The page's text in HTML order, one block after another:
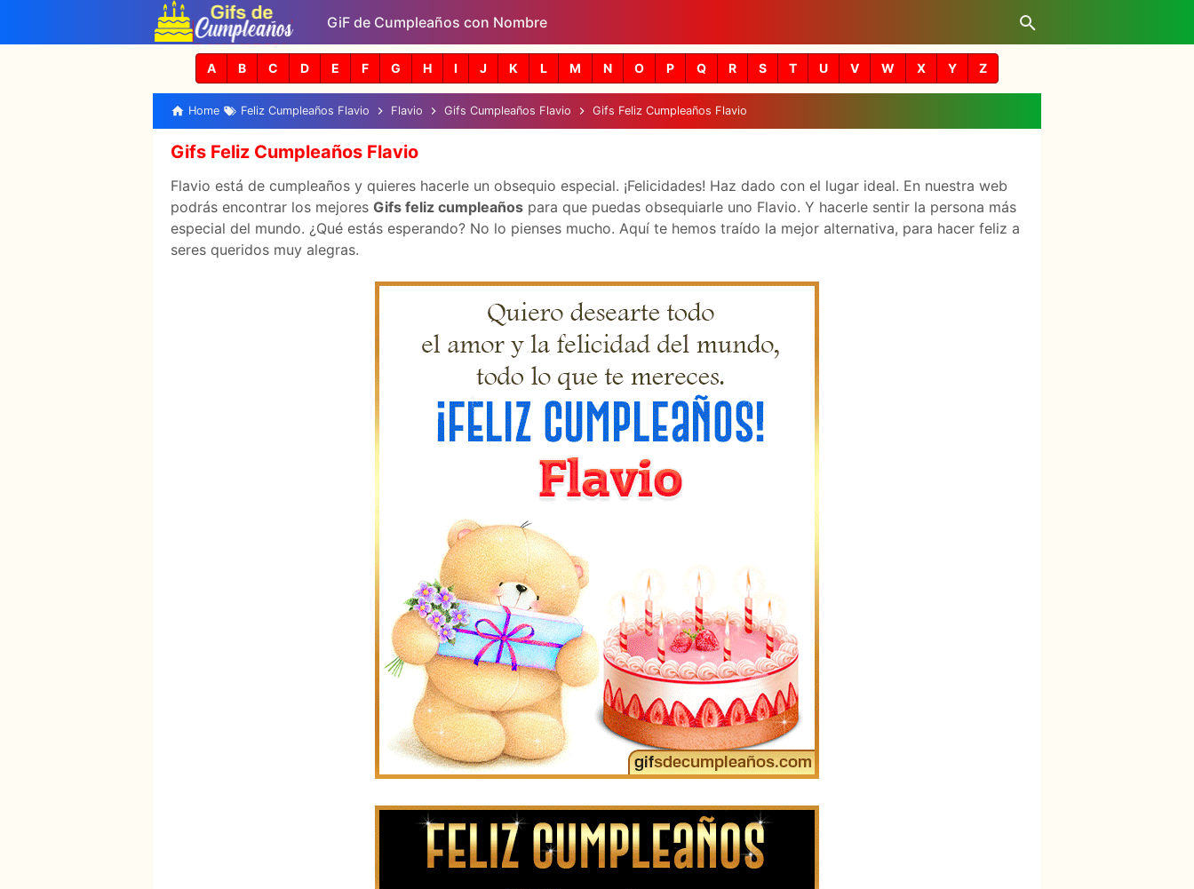
Skip to main content
GiF de Cumpleaños con Nombre
A B C D E F G H I J K L M N O P Q R S T U V W X Y Z
Home Feliz Cumpleaños Flavio Flavio Gifs Cumpleaños Flavio Gifs Feliz Cumpleaños Flavio
Gifs Feliz Cumpleaños Flavio
Flavio está de cumpleaños y quieres hacerle un obsequio especial. ¡Felicidades! Haz dado con el lugar ideal. En nuestra web
podrás encontrar los mejores Gifs feliz cumpleaños para que puedas obsequiarle uno Flavio. Y hacerle sentir la persona más
especial del mundo. ¿Qué estás esperando? No lo pienses mucho. Aquí te hemos traído la mejor alternativa, para hacer feliz a
seres queridos muy alegras.